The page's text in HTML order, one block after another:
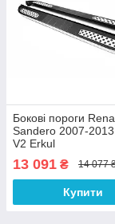
Бокові пороги
Sandero 2007-
V2 Erkul
13 091 ₴ 14 077
Купити